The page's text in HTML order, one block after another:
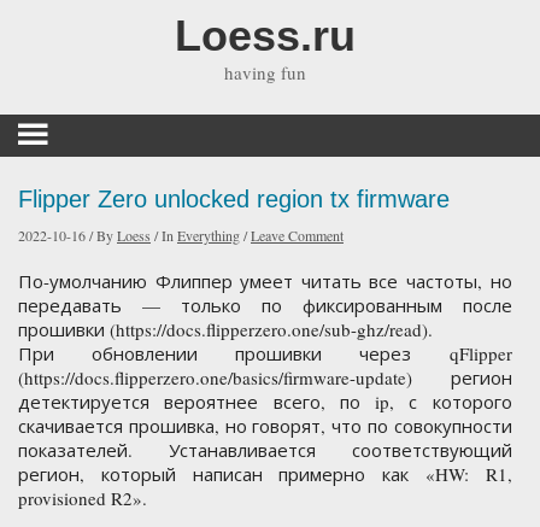
Loess.ru
having fun
Flipper Zero unlocked region tx firmware
2022-10-16/ByLoess /In Everything/Leave Comment
По-умолчанию Флиппер умеет читать все частоты, но
передавать — только по фиксированным после
прошивки (https://docs.flipperzero.one/sub-ghz/read).
При обновлении прошивки через qFlipper
(https://docs.flipperzero.one/basics/firmware-update) регион
детектируется вероятнее всего, по ip, с которого
скачивается прошивка, но говорят, что по совокупности
показателей. Устанавливается соответствующий
регион, который написан примерно как «HW: R1,
provisioned R2».